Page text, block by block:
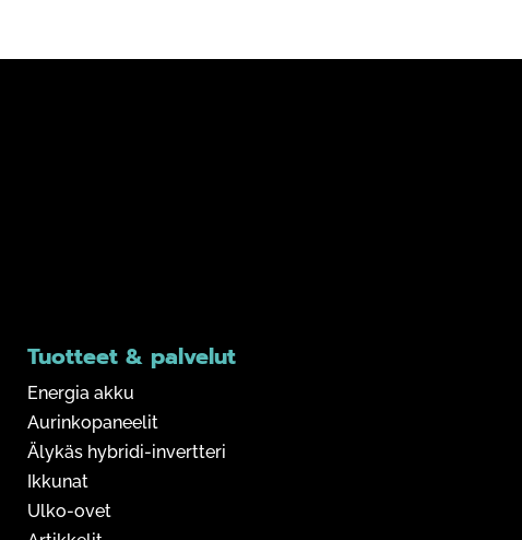
Tuotteet & palvelut
Energia akku
Aurinkopaneelit
Älykäs hybridi-invertteri
Ikkunat
Ulko-ovet